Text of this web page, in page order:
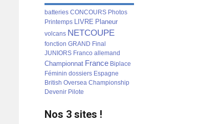
batteries CONCOURS Photos
Printemps LIVRE Planeur
volcans NETCOUPE
fonction GRAND Final
JUNIORS Franco allemand
Championnat France Biplace
Féminin dossiers Espagne
British Oversea Championship
Devenir Pilote
Nos 3 sites !